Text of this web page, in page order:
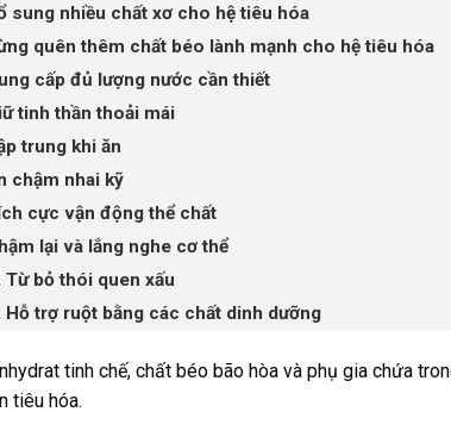
sung nhiều chất xơ cho hệ tiêu hóa
quên thêm chất béo lành mạnh cho hệ tiêu hóa
cấp đủ lượng nước cần thiết
tinh thần thoải mái
trung khi ăn
chậm nhai kỹ
cực vận động thể chất
lại và lắng nghe cơ thể
Từ bỏ thói quen xấu
Hỗ trợ ruột bằng các chất dinh dưỡng
tinh chế, chất béo bão hòa và phụ gia chứa
tiêu hóa.